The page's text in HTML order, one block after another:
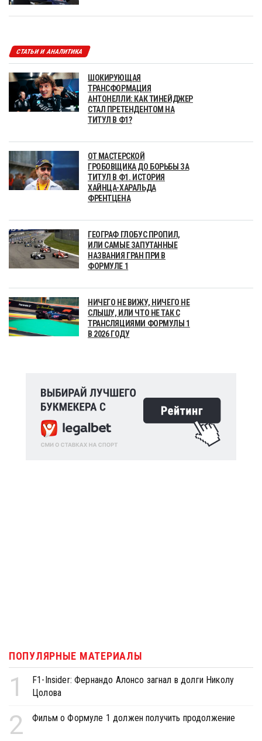
СТАТЬИ И АНАЛИТИКА
ШОКИРУЮЩАЯ
ТРАНСФОРМАЦИЯ
АНТОНЕЛЛИ: КАК ТИНЕЙДЖЕР
СТАЛ ПРЕТЕНДЕНТОМ НА
ТИТУЛ В Ф1?
ОТ МАСТЕРСКОЙ
ГРОБОВЩИКА ДО БОРЬБЫ ЗА
ТИТУЛ В Ф1. ИСТОРИЯ
ХАЙНЦА-ХАРАЛЬДА
ФРЕНТЦЕНА
ГЕОГРАФ ГЛОБУС ПРОПИЛ,
ИЛИ САМЫЕ ЗАПУТАННЫЕ
НАЗВАНИЯ ГРАН ПРИ В
ФОРМУЛЕ 1
НИЧЕГО НЕ ВИЖУ, НИЧЕГО НЕ
СЛЫШУ, ИЛИ ЧТО НЕ ТАК С
ТРАНСЛЯЦИЯМИ ФОРМУЛЫ 1
В 2026 ГОДУ
ПОПУЛЯРНЫЕ МАТЕРИАЛЫ
1
F1-Insider: Фернандо Алонсо загнал в долги Николу
Цолова
2 Фильм о Формуле 1 должен получить продолжение